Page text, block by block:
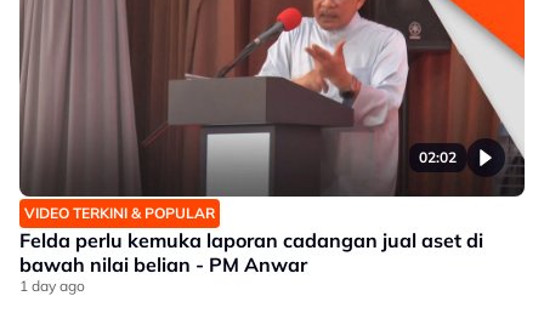
02:02
VIDEO TERKINI & POPULAR
Felda perlu kemuka laporan cadangan jual aset di
bawah nilai belian - PM Anwar
1 day ago